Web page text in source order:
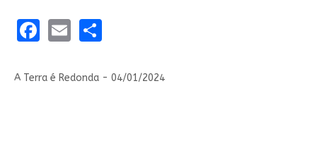
Facebook
EmailShare
A Terra é Redonda - 04/01/2024